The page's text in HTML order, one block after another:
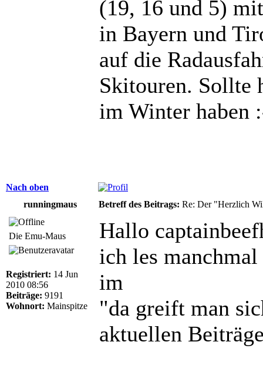
(19, 16 und 5)
in Bayern und
auf die
Skitouren. Sollte
im Winter haben
Nach oben
runningmaus
Betreff des Beitrags: Re: Der "Herzlich
Die Emu-Maus
Registriert: 14 Jun
2010 08:56
Beiträge: 9191
Wohnort: Mainspitze
Hallo
ich les
im
"da greift man
aktuellen